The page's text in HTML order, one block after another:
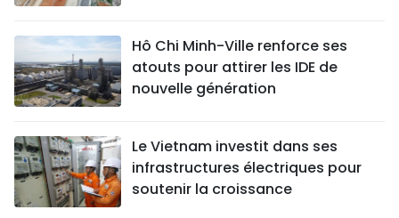
Hô Chi Minh-Ville renforce ses
atouts pour attirer les IDE de
nouvelle génération
Le Vietnam investit dans ses
infrastructures électriques pour
soutenir la croissance